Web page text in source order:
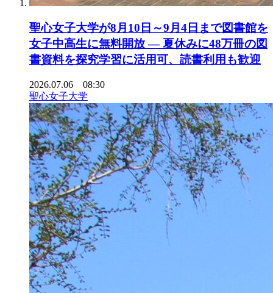
聖心女子大学が8月10日～9月4日まで図書館を
女子中高生に無料開放 ― 夏休みに48万冊の図
書資料を探究学習に活用可、読書利用も歓迎
2026.07.06 08:30
聖心女子大学